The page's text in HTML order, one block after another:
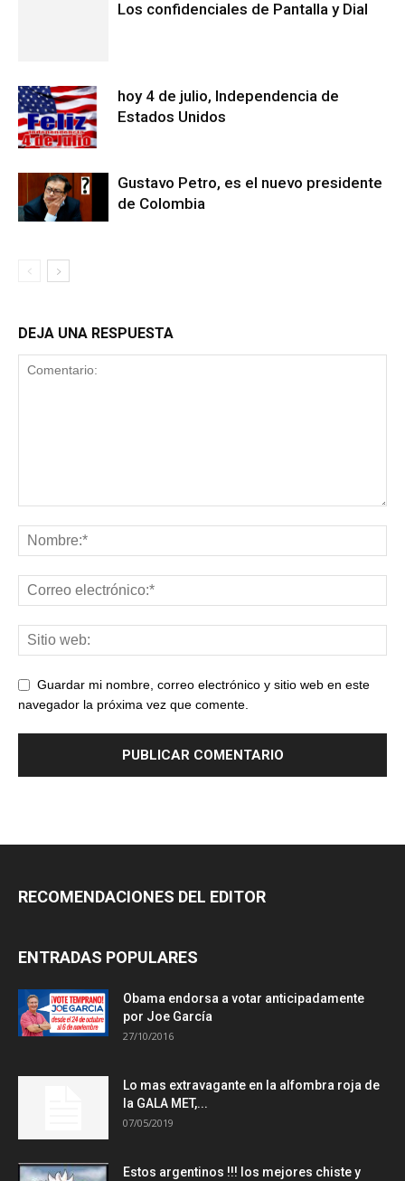
Los confidenciales de Pantalla y Dial
hoy 4 de julio, Independencia de
Estados Unidos
Gustavo Petro, es el nuevo presidente
de Colombia
DEJA UNA RESPUESTA
Guardar mi nombre, correo electrónico y sitio web en este
navegador la próxima vez que comente.
RECOMENDACIONES DEL EDITOR
ENTRADAS POPULARES
Obama endorsa a votar anticipadamente
por Joe García
27/10/2016
Lo mas extravagante en la alfombra roja de
la GALA MET,...
07/05/2019
Estos argentinos !!! los mejores chiste y